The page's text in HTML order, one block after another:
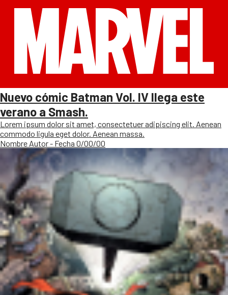
Nuevo cómic Batman Vol. IV llega este
verano a Smash.
Lorem ipsum dolor sit amet, consectetuer adipiscing elit. Aenean
commodo ligula eget dolor. Aenean massa.
Nombre Autor - Fecha 0/00/00